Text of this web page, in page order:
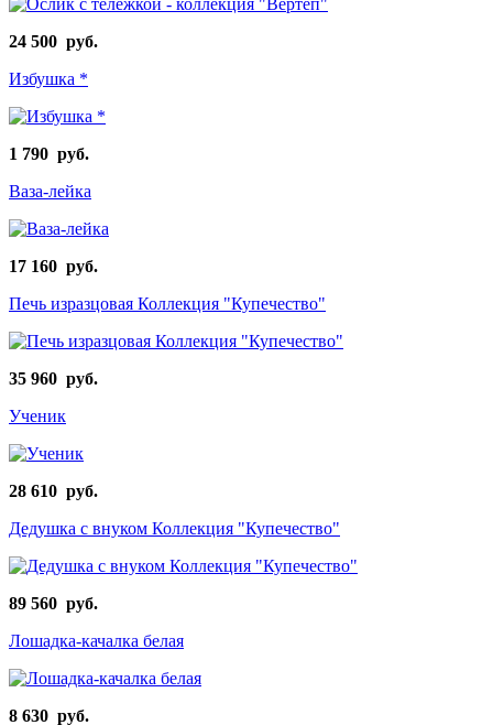
24 500 руб.
Избушка *
1 790 руб.
Ваза-лейка
17 160 руб.
Печь изразцовая Коллекция "Купечество"
35 960 руб.
Ученик
28 610 руб.
Дедушка с внуком Коллекция "Купечество"
89 560 руб.
Лошадка-качалка белая
8 630 руб.